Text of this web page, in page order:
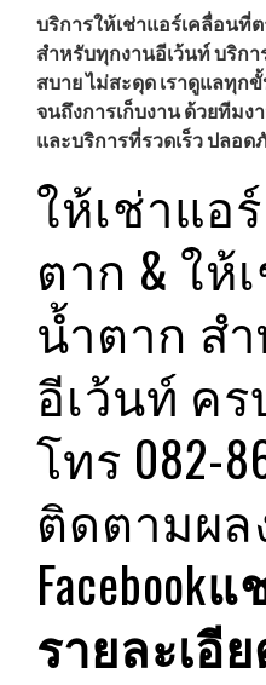
บริการให้เช่าแอร์เคลื่อนที่
สำหรับทุกงานอีเว้นท์ บริก
สบาย ไม่สะดุด เราดูแลทุก
จนถึงการเก็บงาน ด้วยที
และบริการที่รวดเร็ว ปลอด
ให้เช่าแอ
ตาก & ให้
น้ำตาก ส
อีเว้นท์ คร
โทร 082-
ติดตามผล
Facebookแ
รายละเอี